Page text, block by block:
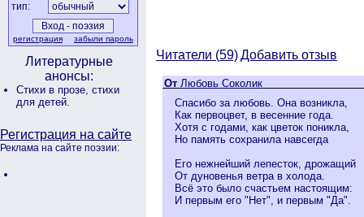
тип:
регистрация забыли пароль
Литературные
анонсы:
Стихи в прозе, стихи
для детей.
Регистрация на сайте
Реклама на сайте поэзии:
Читатели (59)Добавить отзыв
От Любовь Соколик
Спасибо за любовь. Она возникла,
Как первоцвет, в весенние года.
Хотя с годами, как цветок поникла,
Но память сохранила навсегда
Его нежнейший лепесток, дрожащий
От дуновенья ветра в холода.
Всё это было счастьем настоящим:
И первым его "Нет", и первым "Да".